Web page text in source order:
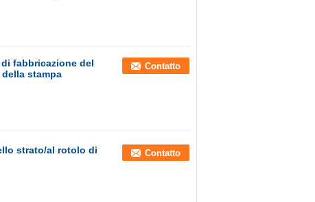
fabbricazione del
stampa
Contatto
strato/al rotolo di
Contatto